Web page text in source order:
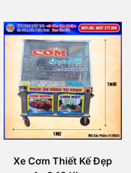
Xe Cơm Thiết Kế Đẹp